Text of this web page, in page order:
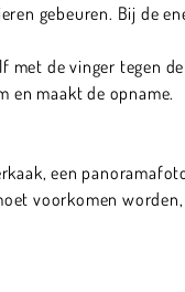
gebeuren. Bij de
met de vinger tegen
en maakt de opname.
een
voorkomen